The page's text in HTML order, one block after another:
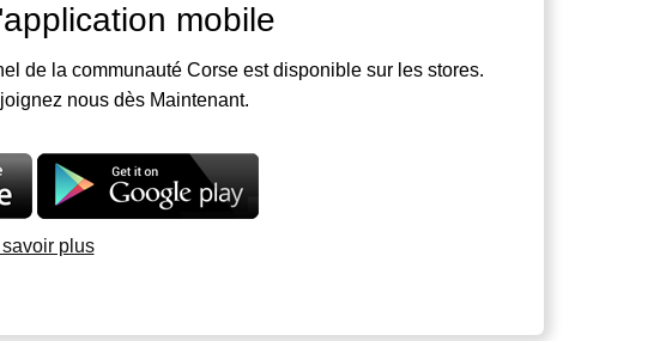
mobile
de la communauté Corse est disponible sur les stores.
nous dès Maintenant.
plus